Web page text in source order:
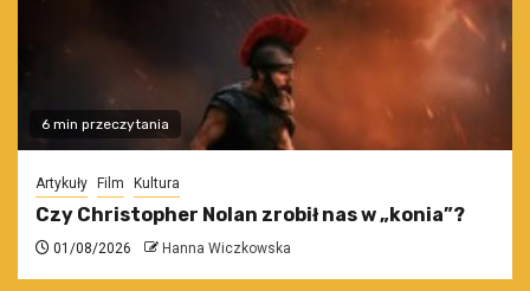
6 min przeczytania
Artykuły Film Kultura
Czy Christopher Nolan zrobił nas w „konia”?
01/08/2026 Hanna Wiczkowska